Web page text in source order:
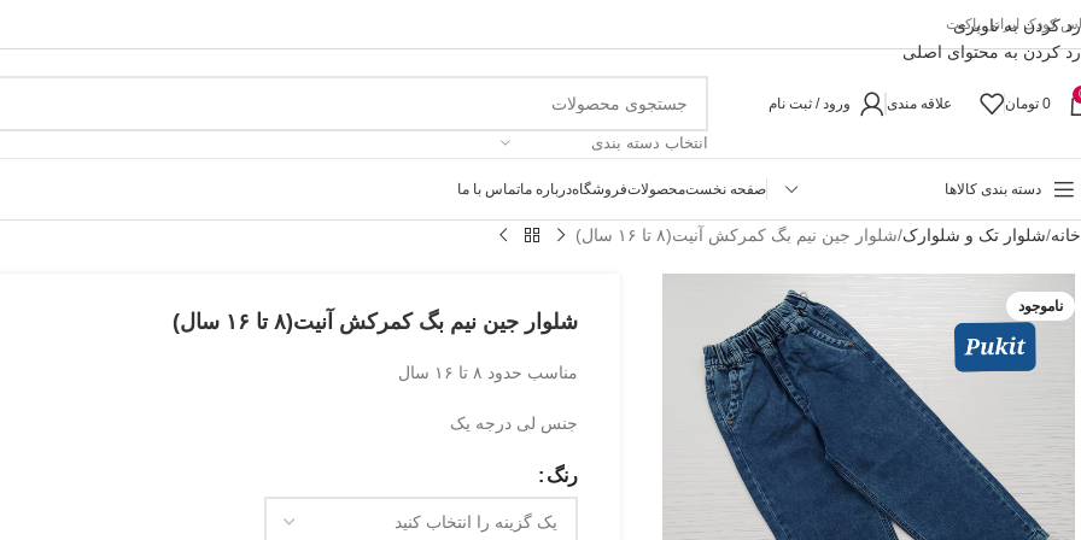
رد کردن به ناوبری
رد کردن به محتوای اصلی
کودک ایرانی پاکیت
0 تومان علاقه مندی ورود / ثبت نام
انتخاب دسته بندی
دسته بندی کالاها صفحه نخستمحصولاتفروشگاهدرباره ماتماس با ما
خانه شلوار تک و شلوارک شلوار جین نیم بگ کمرکش آنیت(۸ تا ۱۶ سال)
ناموجود
شلوار جین نیم بگ کمرکش آنیت(۸ تا ۱۶ سال)
مناسب حدود ۸ تا ۱۶ سال
جنس لی درجه یک
رنگ